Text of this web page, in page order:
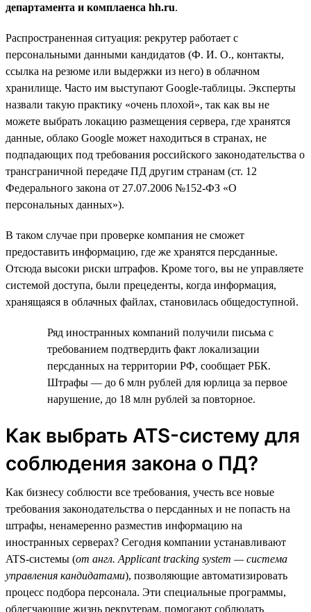
департамента и комплаенса hh.ru.
Распространенная ситуация: рекрутер работает с
персональными данными кандидатов (Ф. И. О., контакты,
ссылка на резюме или выдержки из него) в облачном
хранилище. Часто им выступают Google-таблицы. Эксперты
назвали такую практику «очень плохой», так как вы не
можете выбрать локацию размещения сервера, где хранятся
данные, облако Google может находиться в странах, не
подпадающих под требования российского законодательства о
трансграничной передаче ПД другим странам (ст. 12
Федерального закона от 27.07.2006 №152-ФЗ «О
персональных данных»).
В таком случае при проверке компания не сможет
предоставить информацию, где же хранятся персданные.
Отсюда высоки риски штрафов. Кроме того, вы не управляете
системой доступа, были прецеденты, когда информация,
хранящаяся в облачных файлах, становилась общедоступной.
Ряд иностранных компаний получили письма с
требованием подтвердить факт локализации
персданных на территории РФ, сообщает РБК.
Штрафы — до 6 млн рублей для юрлица за первое
нарушение, до 18 млн рублей за повторное.
Как выбрать ATS-систему для
соблюдения закона о ПД?
Как бизнесу соблюсти все требования, учесть все новые
требования законодательства о персданных и не попасть на
штрафы, ненамеренно разместив информацию на
иностранных серверах? Сегодня компании устанавливают
ATS-системы (от англ. Applicant tracking system — система
управления кандидатами), позволяющие автоматизировать
процесс подбора персонала. Эти специальные программы,
облегчающие жизнь рекрутерам, помогают соблюдать